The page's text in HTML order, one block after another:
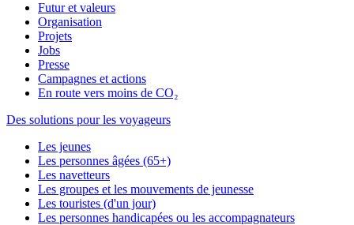
Futur et valeurs
Organisation
Projets
Jobs
Presse
Campagnes et actions
En route vers moins de CO₂
Des solutions pour les voyageurs
Les jeunes
Les personnes âgées (65+)
Les navetteurs
Les groupes et les mouvements de jeunesse
Les touristes (d'un jour)
Les personnes handicapées ou les accompagnateurs